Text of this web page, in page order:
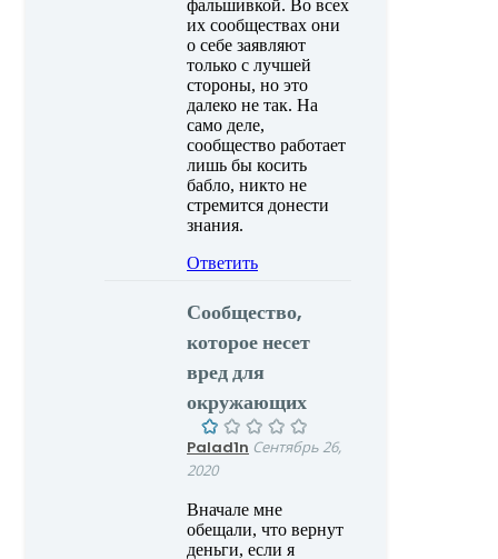
фальшивкой. Во всех
их сообществах они
о себе заявляют
только с лучшей
стороны, но это
далеко не так. На
само деле,
сообщество работает
лишь бы косить
бабло, никто не
стремится донести
знания.
Ответить
Сообщество,
которое несет
вред для
окружающих
Palad1n Сентябрь 26,
2020
Вначале мне
обещали, что вернут
деньги, если я